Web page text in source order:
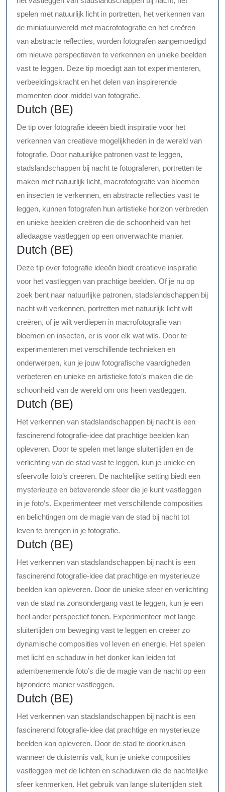
spelen met natuurlijk licht in portretten, het verkennen van
de miniatuurwereld met macrofotografie en het creëren
van abstracte reflecties, worden fotografen aangemoedigd
om nieuwe perspectieven te verkennen en unieke beelden
vast te leggen. Deze tip moedigt aan tot experimenteren,
verbeeldingskracht en het delen van inspirerende
momenten door middel van fotografie.
Dutch (BE)
De tip over fotografie ideeën biedt inspiratie voor het
verkennen van creatieve mogelijkheden in de wereld van
fotografie. Door natuurlijke patronen vast te leggen,
stadslandschappen bij nacht te fotograferen, portretten te
maken met natuurlijk licht, macrofotografie van bloemen
en insecten te verkennen, en abstracte reflecties vast te
leggen, kunnen fotografen hun artistieke horizon verbreden
en unieke beelden creëren die de schoonheid van het
alledaagse vastleggen op een onverwachte manier.
Dutch (BE)
Deze tip over fotografie ideeën biedt creatieve inspiratie
voor het vastleggen van prachtige beelden. Of je nu op
zoek bent naar natuurlijke patronen, stadslandschappen bij
nacht wilt verkennen, portretten met natuurlijk licht wilt
creëren, of je wilt verdiepen in macrofotografie van
bloemen en insecten, er is voor elk wat wils. Door te
experimenteren met verschillende technieken en
onderwerpen, kun je jouw fotografische vaardigheden
verbeteren en unieke en artistieke foto’s maken die de
schoonheid van de wereld om ons heen vastleggen.
Dutch (BE)
Het verkennen van stadslandschappen bij nacht is een
fascinerend fotografie-idee dat prachtige beelden kan
opleveren. Door te spelen met lange sluitertijden en de
verlichting van de stad vast te leggen, kun je unieke en
sfeervolle foto’s creëren. De nachtelijke setting biedt een
mysterieuze en betoverende sfeer die je kunt vastleggen
in je foto’s. Experimenteer met verschillende composities
en belichtingen om de magie van de stad bij nacht tot
leven te brengen in je fotografie.
Dutch (BE)
Het verkennen van stadslandschappen bij nacht is een
fascinerend fotografie-idee dat prachtige en mysterieuze
beelden kan opleveren. Door de unieke sfeer en verlichting
van de stad na zonsondergang vast te leggen, kun je een
heel ander perspectief tonen. Experimenteer met lange
sluitertijden om beweging vast te leggen en creëer zo
dynamische composities vol leven en energie. Het spelen
met licht en schaduw in het donker kan leiden tot
adembenemende foto’s die de magie van de nacht op een
bijzondere manier vastleggen.
Dutch (BE)
Het verkennen van stadslandschappen bij nacht is een
fascinerend fotografie-idee dat prachtige en mysterieuze
beelden kan opleveren. Door de stad te doorkruisen
wanneer de duisternis valt, kun je unieke composities
vastleggen met de lichten en schaduwen die de nachtelijke
sfeer kenmerken. Het gebruik van lange sluitertijden stelt